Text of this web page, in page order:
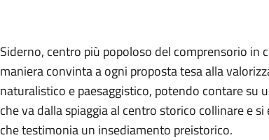
Siderno, centro più popoloso del comprensorio in
maniera convinta a ogni proposta tesa alla
naturalistico e paesaggistico, potendo contare su
che va dalla spiaggia al centro storico collinare e
che testimonia un insediamento preistorico.